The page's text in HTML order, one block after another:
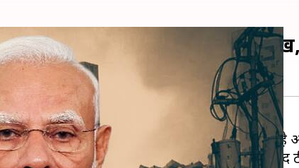
पर प्रधानमंत्री मोदी ने जताया
में आए 7.1 तीव्रता के जोरदार भूकंप पर दुख जताया है
के परिवारों के प्रति संवेदना जताई और घायलों के जल्द